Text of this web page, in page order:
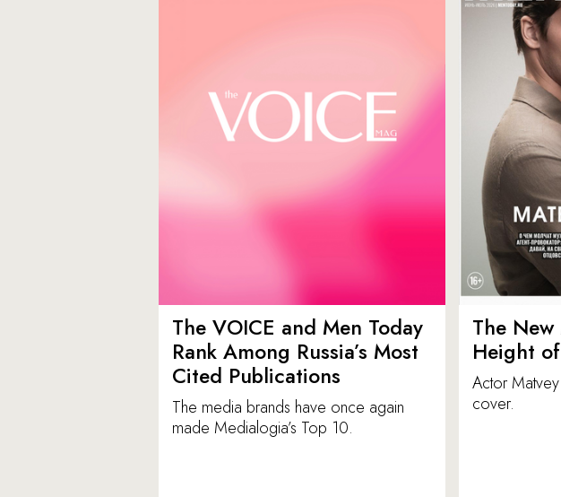
The VOICE and Men Today
Rank Among Russia’s Most
Cited Publications
The media brands have once again
made Medialogia’s Top 10.
The
Height
Actor
cover.